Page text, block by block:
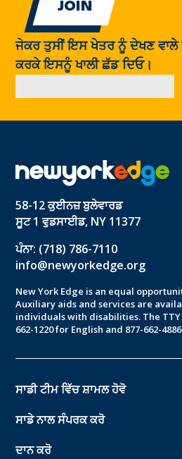
ਜੇਕਰ ਤੁਸੀਂ ਇਸ ਖੇਤਰ ਨੂੰ ਦੇਖਣ ਵਾਲੇ
ਕਰਕੇ ਇਸਨੂੰ ਖਾਲੀ ਛੱਡ ਦਿਓ।
58-12 ਕੁਈਨਜ਼ ਬੁਲੇਵਾਰਡ
ਸੂਟ 1 ਵੁਡਸਾਈਡ, NY 11377
ਪੰਨਾ: (718) 786-7110
info@newyorkedge.org
New York Edge is an equal
Auxiliary aids and services are
individuals with disabilities. The TTY
662-1220 for English and 877-662-
ਸਾਡੀ ਟੀਮ ਵਿੱਚ ਸ਼ਾਮਲ ਹੋਵੋ
ਸਾਡੇ ਨਾਲ ਸੰਪਰਕ ਕਰੋ
ਦਾਨ ਕਰੋ